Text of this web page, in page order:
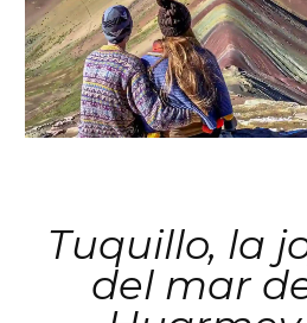
Tuquillo, la
del mar